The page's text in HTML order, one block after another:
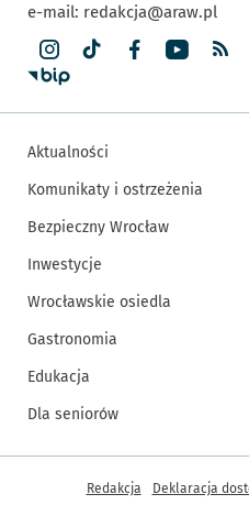
e-mail: redakcja@araw.pl
Aktualności
Komunikaty i ostrzeżenia
Bezpieczny Wrocław
Inwestycje
Wrocławskie osiedla
Gastronomia
Edukacja
Dla seniorów
Inne informacje
Redakcja Deklaracja